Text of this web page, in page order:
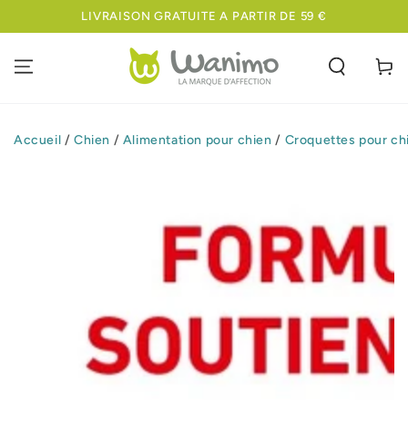
IGNORER LELIVRAISON GRATUITE A PARTIR DE 59 €
Panier
Accueil / Chien / Alimentation pour chien / Croquettes pour
IGNORER LES
INFORMATIONS